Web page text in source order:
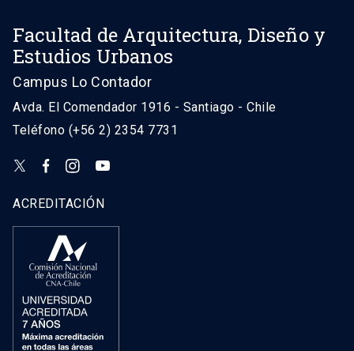
Facultad de Arquitectura, Diseño y
Estudios Urbanos
Campus Lo Contador
Avda. El Comendador 1916 - Santiago - Chile
Teléfono (+56 2) 2354 7731
ACREDITACIÓN